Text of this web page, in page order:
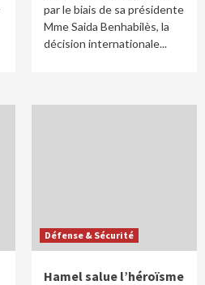
par le biais de sa présidente
Mme Saida Benhabilès, la
décision internationale...
Défense & Sécurité
Hamel salue l’héroïsme